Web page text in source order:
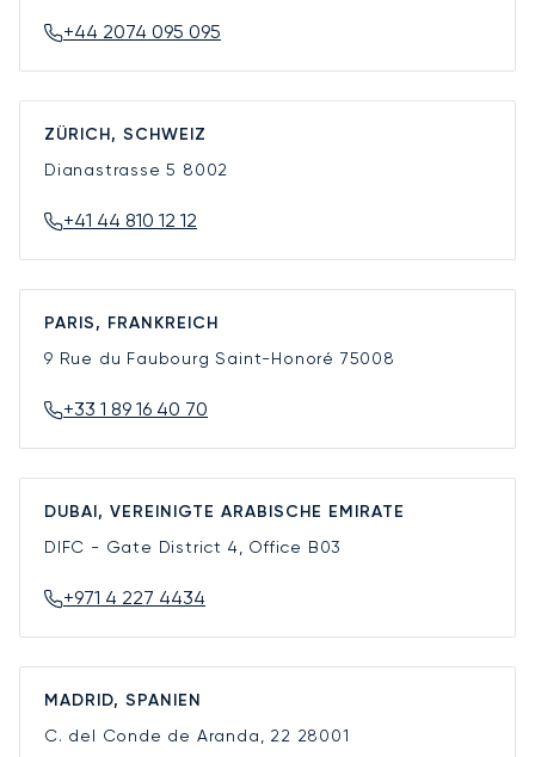
+44 2074 095 095
ZÜRICH, SCHWEIZ
Dianastrasse 5 8002
+41 44 810 12 12
PARIS, FRANKREICH
9 Rue du Faubourg Saint-Honoré 75008
+33 1 89 16 40 70
DUBAI, VEREINIGTE ARABISCHE EMIRATE
DIFC - Gate District 4, Office B03
+971 4 227 4434
MADRID, SPANIEN
C. del Conde de Aranda, 22 28001